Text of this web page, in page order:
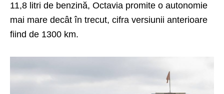
11,8 litri de benzină, Octavia promite o autonomie
mai mare decât în trecut, cifra versiunii anterioare
fiind de 1300 km.